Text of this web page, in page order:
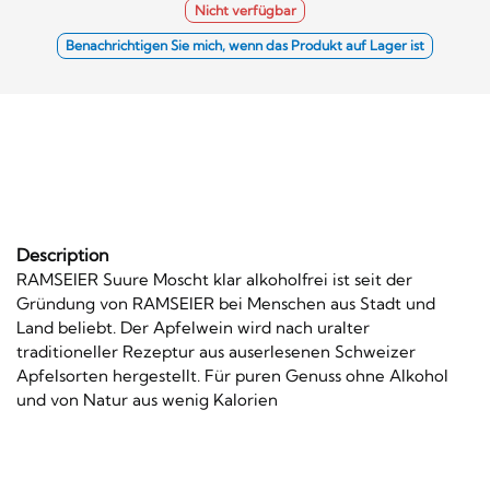
Nicht verfügbar
Benachrichtigen Sie mich, wenn das Produkt auf Lager ist
Description
RAMSEIER Suure Moscht klar alkoholfrei ist seit der
Gründung von RAMSEIER bei Menschen aus Stadt und
Land beliebt. Der Apfelwein wird nach uralter
traditioneller Rezeptur aus auserlesenen Schweizer
Apfelsorten hergestellt. Für puren Genuss ohne Alkohol
und von Natur aus wenig Kalorien